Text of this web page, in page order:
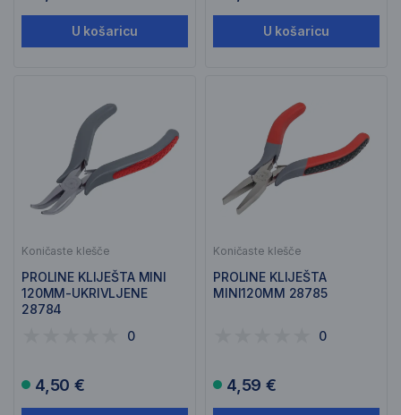
U košaricu U košaricu
Koničaste klešče
PROLINE KLIJEŠTA MINI
120MM-UKRIVLJENE
28784
0
4,50 €
Koničaste klešče
PROLINE KLIJEŠTA
MINI120MM 28785
0
4,59 €